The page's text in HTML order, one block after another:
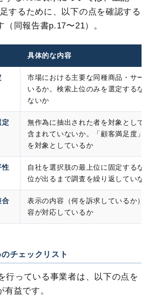
するために、以下の点を確認する
（同報告書p.17〜21）。
具体的な内容
市場における主要な同種商品・サー
いるか。検索上位のみを選定するな
ないか
無作為に抽出された者を対象として
含まれていないか。「顧客満足度」
を対象としているか
性
自社を選択肢の最上位に固定するな
位が出るまで調査を繰り返していない
合
表示の内容（何を訴求しているか）
容が対応しているか
チェックリスト
行っている事業者は、以下の点を
益です。